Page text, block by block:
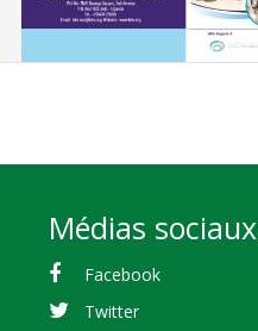
Médias sociaux
Facebook
Twitter